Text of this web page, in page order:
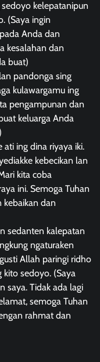
kelepatanipun
(Saya ingin
Anda dan
kesalahan dan
buat)
pandonga sing
kulawargamu ing
pengampunan dan
keluarga Anda
ing dina riyaya iki.
kebecikan lan
kita coba
ini. Semoga Tuhan
kebaikan dan
sedanten kalepatan
ngaturaken
Allah paringi ridho
sedoyo. (Saya
saya. Tidak ada lagi
semoga Tuhan
rahmat dan